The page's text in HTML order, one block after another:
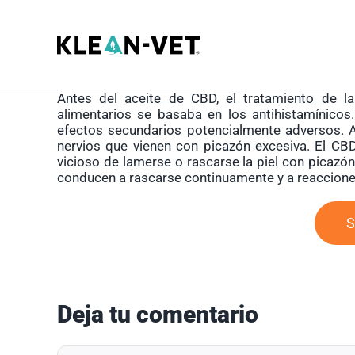
contenido
Antes del aceite de CBD, el tratamiento de
alimentarios se basaba en los
efectos secundarios potencialmente
nervios que vienen con picazón excesiva. El
vicioso de lamerse o rascarse la piel con
conducen a rascarse continuamente y a
Deja tu comentario